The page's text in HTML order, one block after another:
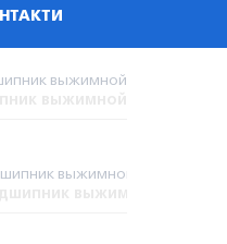
выжимной
выжимной Е-2